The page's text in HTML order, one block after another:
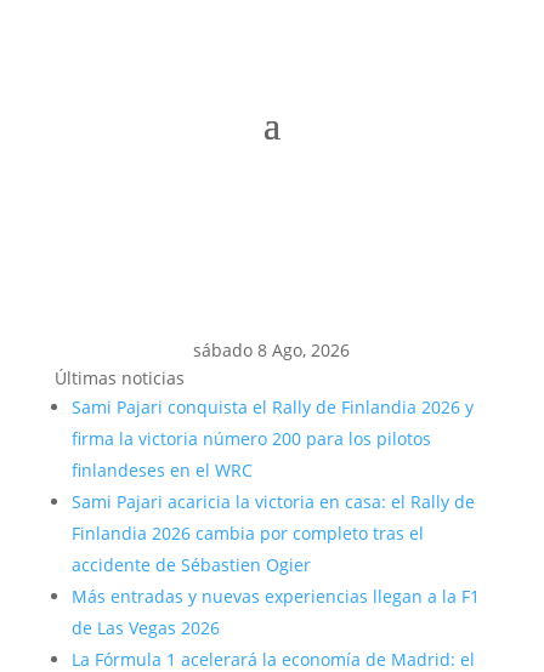
sábado 8 Ago, 2026
Últimas noticias
Sami Pajari conquista el Rally de Finlandia 2026 y
firma la victoria número 200 para los pilotos
finlandeses en el WRC
Sami Pajari acaricia la victoria en casa: el Rally de
Finlandia 2026 cambia por completo tras el
accidente de Sébastien Ogier
Más entradas y nuevas experiencias llegan a la F1
de Las Vegas 2026
La Fórmula 1 acelerará la economía de Madrid: el